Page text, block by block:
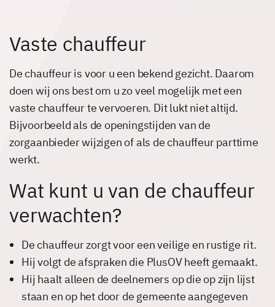
Vaste chauffeur
De chauffeur is voor u een bekend gezicht. Daarom
doen wij ons best om u zo veel mogelijk met een
vaste chauffeur te vervoeren. Dit lukt niet altijd.
Bijvoorbeeld als de openingstijden van de
zorgaanbieder wijzigen of als de chauffeur parttime
werkt.
Wat kunt u van de chauffeur
verwachten?
De chauffeur zorgt voor een veilige en rustige rit.
Hij volgt de afspraken die PlusOV heeft gemaakt.
Hij haalt alleen de deelnemers op die op zijn lijst
staan en op het door de gemeente aangegeven